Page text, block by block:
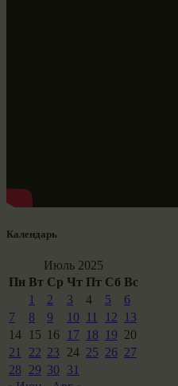
Календарь
Июль 2025
Пн Вт Ср Чт Пт Сб Вс
1
2 3 4 5
6
7
8 9 10 11 12
13
14
15 16 17 18 19 20
21
22 23 24 25 26 27
28
29 30
31